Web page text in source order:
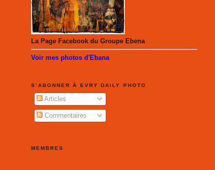
La Page Facebook du Groupe Ebena
Voir mes photos d'Ebana
S’ABONNER À EVRY DAILY PHOTO
Articles
Commentaires
MEMBRES